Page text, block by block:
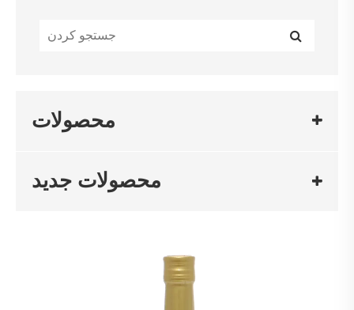
محصولات
محصولات جدید